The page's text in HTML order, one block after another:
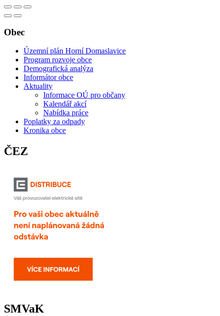
Obec
Územní plán Horní Domaslavice
Program rozvoje obce
Demografická analýza
Informátor obce
Aktuality
Informace OÚ pro občany
Kalendář akcí
Nabídka práce
Poplatky za odpady
Kronika obce
ČEZ
SMVaK